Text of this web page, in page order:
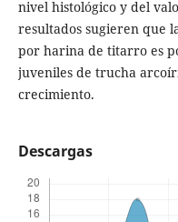
nivel histológico y del
resultados sugieren que
por harina de titarro es
juveniles de trucha
crecimiento.
Descargas